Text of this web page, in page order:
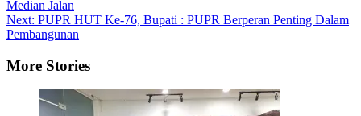
navigation
Median Jalan
Next: PUPR HUT Ke-76, Bupati : PUPR Berperan Penting Dalam
Pembangunan
More Stories